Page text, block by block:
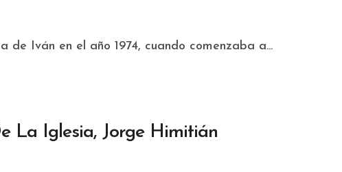
de Iván en el año 1974, cuando comenzaba a...
La Iglesia, Jorge Himitián